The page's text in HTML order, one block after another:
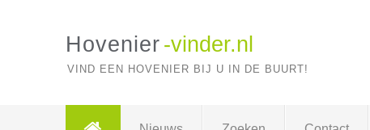
Hovenier -vinder.nl
VIND EEN HOVENIER BIJ U IN DE BUURT!